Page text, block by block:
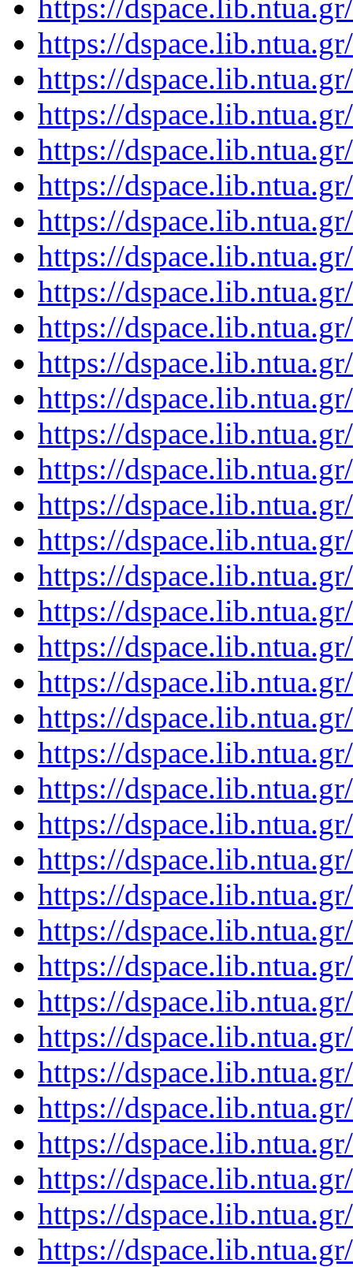
https://
https://
https://
https://
https://
https://
https://
https://
https://
https://
https://
https://
https://
https://
https://
https://
https://
https://
https://
https://
https://
https://
https://
https://
https://
https://
https://
https://
https://
https://
https://
https://
https://
https://
https://
https://